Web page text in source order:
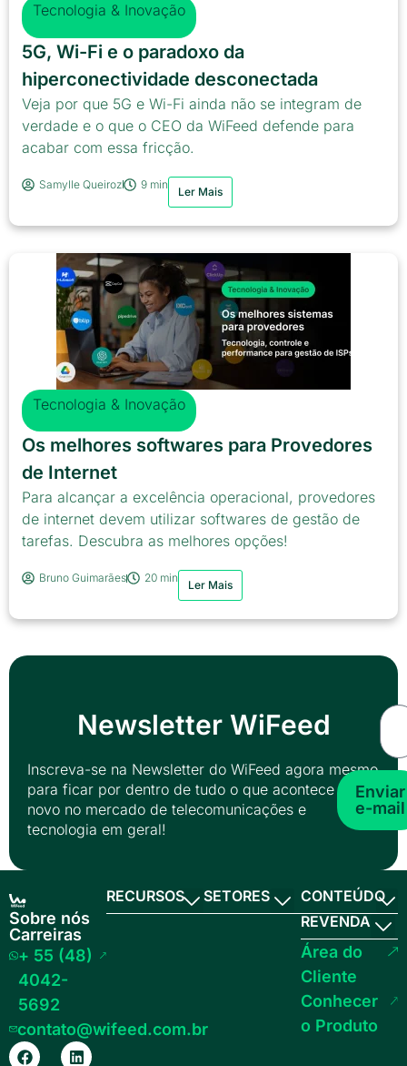
Tecnologia & Inovação
5G, Wi-Fi e o paradoxo da
hiperconectividade desconectada
Veja por que 5G e Wi-Fi ainda não se integram de
verdade e o que o CEO da WiFeed defende para
acabar com essa fricção.
Samylle Queiroz 9 min
Ler Mais
Tecnologia & Inovação
Os melhores softwares para Provedores
de Internet
Para alcançar a excelência operacional, provedores
de internet devem utilizar softwares de gestão de
tarefas. Descubra as melhores opções!
Bruno Guimarães 20 min
Ler Mais
Newsletter WiFeed
Inscreva-se na Newsletter do WiFeed agora mesmo
para ficar por dentro de tudo o que acontece de
novo no mercado de telecomunicações e
tecnologia em geral!
Enviar
e-mail
Sobre nós
Carreiras
+ 55 (48)
4042-
5692
contato@wifeed.com.br
RECURSOS SETORES
CONTEÚDO
REVENDA
Área do
Cliente
Conhecer
o Produto